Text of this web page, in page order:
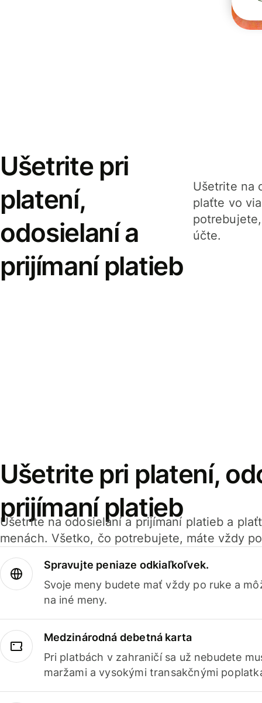
Ušetrite pri
platení,
odosielaní a
prijímaní platieb
Ušetrite na
plaťte vo
účte.
Ušetrite pri platení,
prijímaní platieb
Ušetrite na odosielaní a prijímaní platieb a
menách. Všetko, čo potrebujete, máte vždy
Spravujte peniaze odkiaľkoľvek.
Svoje meny budete mať vždy po ruke a
na iné meny.
Medzinárodná debetná karta
Pri platbách v zahraničí sa už nebudete
maržami a vysokými transakčnými